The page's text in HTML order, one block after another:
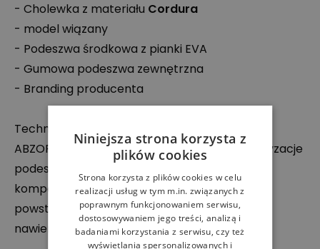
- Cholewka z materiału Cordura
- model wiązany
- Podeszwa środkowa z pianki EVA
- Gumowa podeszwa zewnętrzna
- Branding producenta
Technologie:
ABZORB
– rozwiązanie wspomagające amortyzacje
podeszwy obuwia. Wykonany z polimeru
komponent absorbuje i rozprasza energię
powstającą podczas uderzeń o twarde
nawierzchnie.
Niniejsza strona korzysta z
plików cookies
Strona korzysta z plików cookies w celu
realizacji usług w tym m.in. związanych z
poprawnym funkcjonowaniem serwisu,
dostosowywaniem jego treści, analizą i
badaniami korzystania z serwisu, czy też
wyświetlania spersonalizowanych i